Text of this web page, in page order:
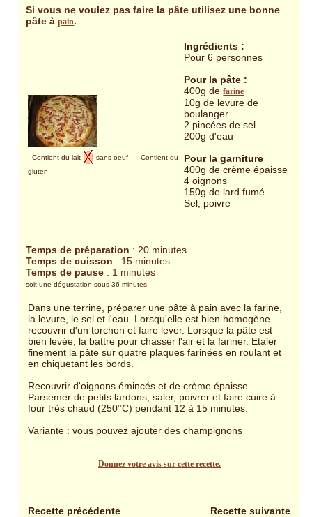
Si vous ne voulez pas faire la pâte utilisez une bonne
pâte àpain.
- Contient du lait sans oeuf
- Contient du
gluten-
Ingrédients :
Pour 6 personnes
Pour la pâte :
400g defarine
10g de levure de
boulanger
2 pincées de sel
200g d'eau
Pour la garniture
400g de crème épaisse
4 oignons
150g de lard fumé
Sel, poivre
Temps de préparation : 20 minutes
Temps de cuisson : 15 minutes
Temps de pause : 1 minutes
soit une dégustation sous 36 minutes
Dans une terrine, préparer une pâte à pain avec la farine,
la levure, le sel et l'eau. Lorsqu'elle est bien homogène
recouvrir d'un torchon et faire lever. Lorsque la pâte est
bien levée, la battre pour chasser l'air et la fariner. Etaler
finement la pâte sur quatre plaques farinées en roulant et
en chiquetant les bords.
Recouvrir d'oignons émincés et de crème épaisse.
Parsemer de petits lardons, saler, poivrer et faire cuire à
four très chaud (250°C) pendant 12 à 15 minutes.
Variante : vous pouvez ajouter des champignons
Donnez votre avis sur cette recette.
Recette précédente Recette suivante